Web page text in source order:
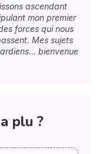
ascendant
mon premier
forces qui nous
Mes sujets
bienvenue
plu ?